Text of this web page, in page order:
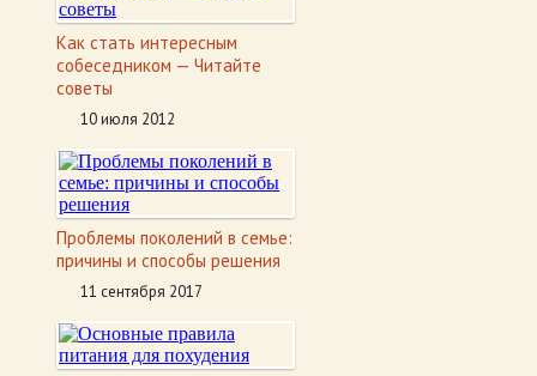
Как стать интересным
собеседником — Читайте
советы
10 июля 2012
Проблемы поколений в семье:
причины и способы решения
11 сентября 2017